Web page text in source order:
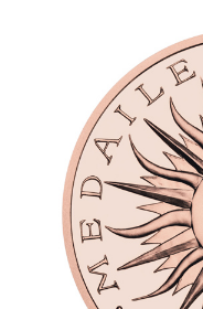
Previous